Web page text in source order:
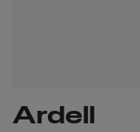
Ardell